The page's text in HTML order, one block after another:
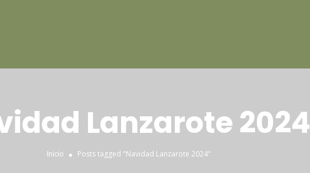
Lanzarote 2024
Inicio Posts tagged "Navidad Lanzarote 2024"